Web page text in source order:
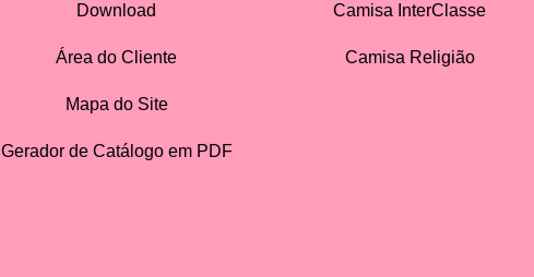
Download
Área do Cliente
Mapa do Site
Gerador de Catálogo em PDF
Camisa InterClasse
Camisa Religião